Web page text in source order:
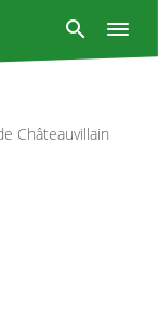
Châteauvillain